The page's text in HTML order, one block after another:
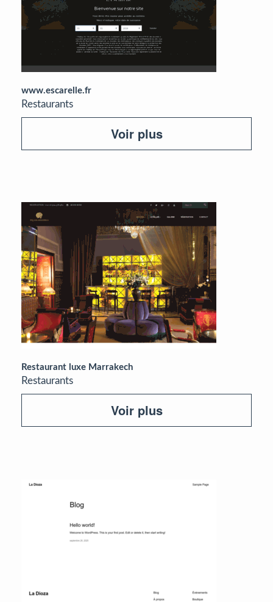
www.escarelle.fr
Restaurants
Voir plus
Restaurant luxe Marrakech
Restaurants
Voir plus